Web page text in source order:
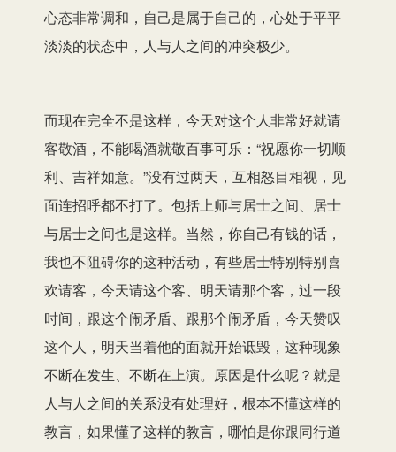
心态非常调和，自己是属于自己的，心处于平平
淡淡的状态中，人与人之间的冲突极少。
而现在完全不是这样，今天对这个人非常好就请
客敬酒，不能喝酒就敬百事可乐：“祝愿你一切顺
利、吉祥如意。”没有过两天，互相怒目相视，见
面连招呼都不打了。包括上师与居士之间、居士
与居士之间也是这样。当然，你自己有钱的话，
我也不阻碍你的这种活动，有些居士特别特别喜
欢请客，今天请这个客、明天请那个客，过一段
时间，跟这个闹矛盾、跟那个闹矛盾，今天赞叹
这个人，明天当着他的面就开始诋毁，这种现象
不断在发生、不断在上演。原因是什么呢？就是
人与人之间的关系没有处理好，根本不懂这样的
教言，如果懂了这样的教言，哪怕是你跟同行道